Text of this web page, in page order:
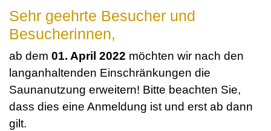
Sehr geehrte Besucher und
Besucherinnen,
ab dem 01. April 2022 möchten wir nach den
langanhaltenden Einschränkungen die
Saunanutzung erweitern! Bitte beachten Sie,
dass dies eine Anmeldung ist und erst ab dann
gilt.